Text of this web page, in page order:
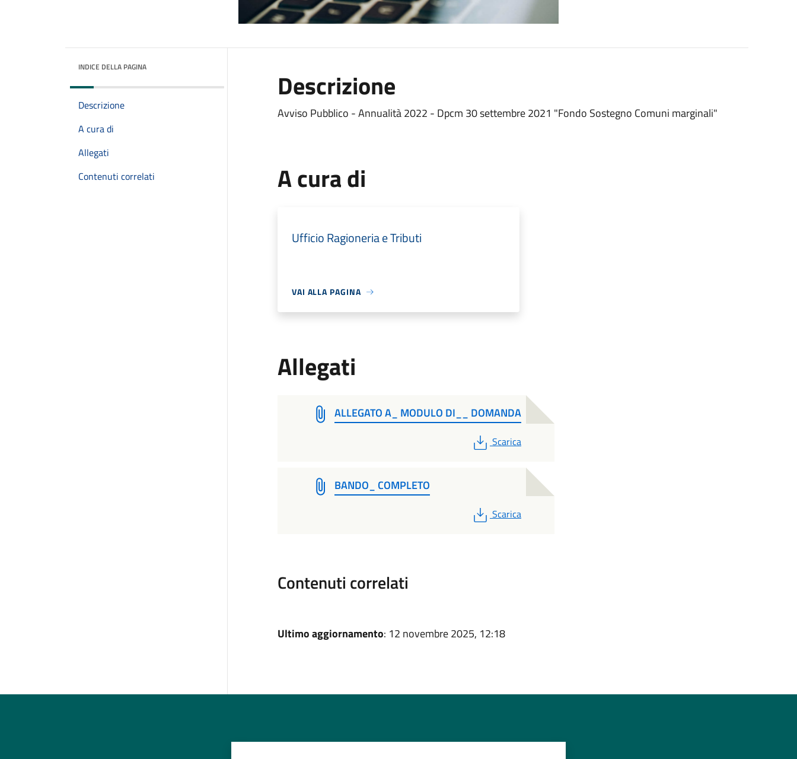
INDICE DELLA PAGINA
Descrizione
A cura di
Allegati
Contenuti correlati
Descrizione
Avviso Pubblico - Annualità 2022 - Dpcm 30 settembre 2021 "Fondo Sostegno Comuni marginali"
A cura di
Ufficio Ragioneria e Tributi
VAI ALLA PAGINA
Allegati
ALLEGATO A_ MODULO DI__ DOMANDA
PDF
Scarica
BANDO_ COMPLETO
PDF
Scarica
Contenuti correlati
Ultimo aggiornamento: 12 novembre 2025, 12:18